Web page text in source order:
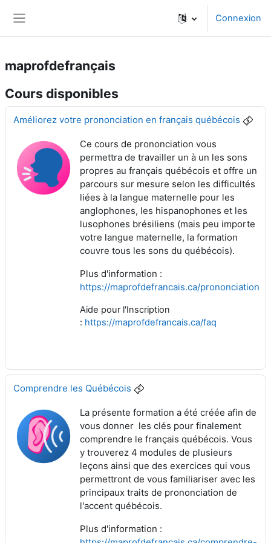
Connexion
maprofdefrançais
Cours disponibles
Améliorez votre prononciation en français québécois
Ce cours de prononciation vous
permettra de travailler un à un les sons
propres au français québécois et offre un
parcours sur mesure selon les difficultés
liées à la langue maternelle pour les
anglophones, les hispanophones et les
lusophones brésiliens (mais peu importe
votre langue maternelle, la formation
couvre tous les sons du québécois).
Plus d'information :
https://maprofdefrancais.ca/prononciation
Aide pour l'Inscription
: https://maprofdefrancais.ca/faq
Comprendre les Québécois
La présente formation a été créée afin de
vous donner les clés pour finalement
comprendre le français québécois. Vous
y trouverez 4 modules de plusieurs
leçons ainsi que des exercices qui vous
permettront de vous familiariser avec les
principaux traits de prononciation de
l'accent québécois.
Plus d'information :